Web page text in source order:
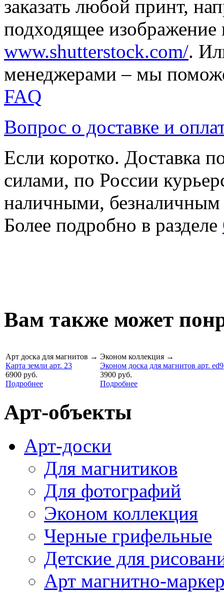
заказать любой принт,
подходящее изображение
www.shutterstock.com/.
менеджерами – мы
FAQ
Вопрос о доставке и
Если коротко. Доставка
силами, по России
наличными,
Более подробно в разделе
Вам также может
Арт доска для магнитов →
Карта земли арт. 23
6900 руб.
Подробнее
Эконом коллекция →
Эконом доска для магнитов арт. ed9
3900 руб.
Подробнее
Арт-объекты
Арт-доски
Для магнитиков
Для фотографий
Эконом коллекция
Черные грифельные
Детские для
Арт магнитно-